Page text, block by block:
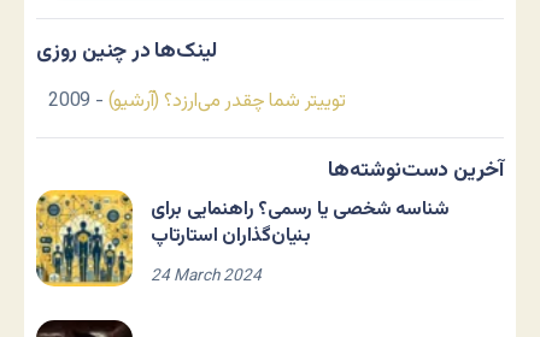
لینک‌ها در چنین روزی
توییتر شما چقدر می‌ارزد؟ (آرشیو) - 2009
آخرین دست‌نوشته‌ها
شناسه شخصی یا رسمی؟ راهنمایی برای
بنیان‌گذاران استارتاپ
24 March 2024